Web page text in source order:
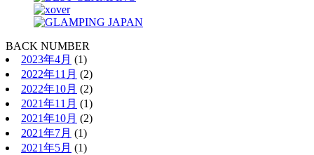
BACK NUMBER
2023年4月 (1)
2022年11月 (2)
2022年10月 (2)
2021年11月 (1)
2021年10月 (2)
2021年7月 (1)
2021年5月 (1)